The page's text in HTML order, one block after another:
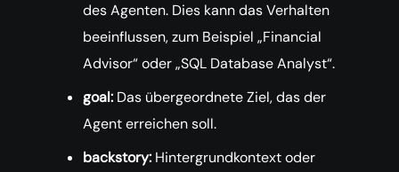
des Agenten. Dies kann das Verhalten
beeinflussen, zum Beispiel „Financial
Advisor“ oder „SQL Database Analyst“.
goal: Das übergeordnete Ziel, das der
Agent erreichen soll.
backstory: Hintergrundkontext oder